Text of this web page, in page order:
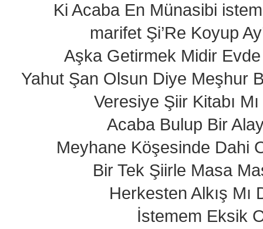
Ki Acaba En Münasibi
marifet Şi’Re Koyup Ay’
Aşka Getirmek Midir Evde
Yahut Şan Olsun Diye Meşhur
Veresiye Şiir Kitabı Mı
Acaba Bulup Bir
Meyhane Köşesinde Dahi
Bir Tek Şiirle Masa
Herkesten Alkış Mı
İstemem Eksik